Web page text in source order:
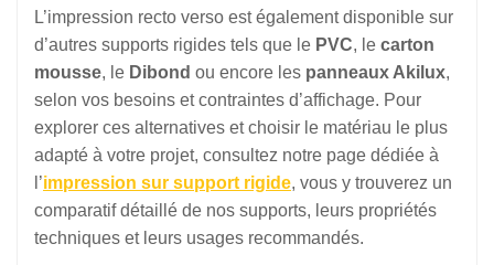
L’impression recto verso est également disponible sur
d’autres supports rigides tels que le PVC, le carton
mousse, le Dibond ou encore les panneaux Akilux,
selon vos besoins et contraintes d’affichage. Pour
explorer ces alternatives et choisir le matériau le plus
adapté à votre projet, consultez notre page dédiée à
l’impression sur support rigide, vous y trouverez un
comparatif détaillé de nos supports, leurs propriétés
techniques et leurs usages recommandés.